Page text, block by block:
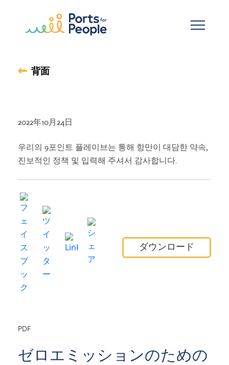
背面
2022年10月24日
우리의 9포인트 플레이브는 통해 항만이 대담한 약속,
진보적인 정책 및 입력해 주셔서 감사합니다.
ダウンロード
PDF
ゼロエミッションのための